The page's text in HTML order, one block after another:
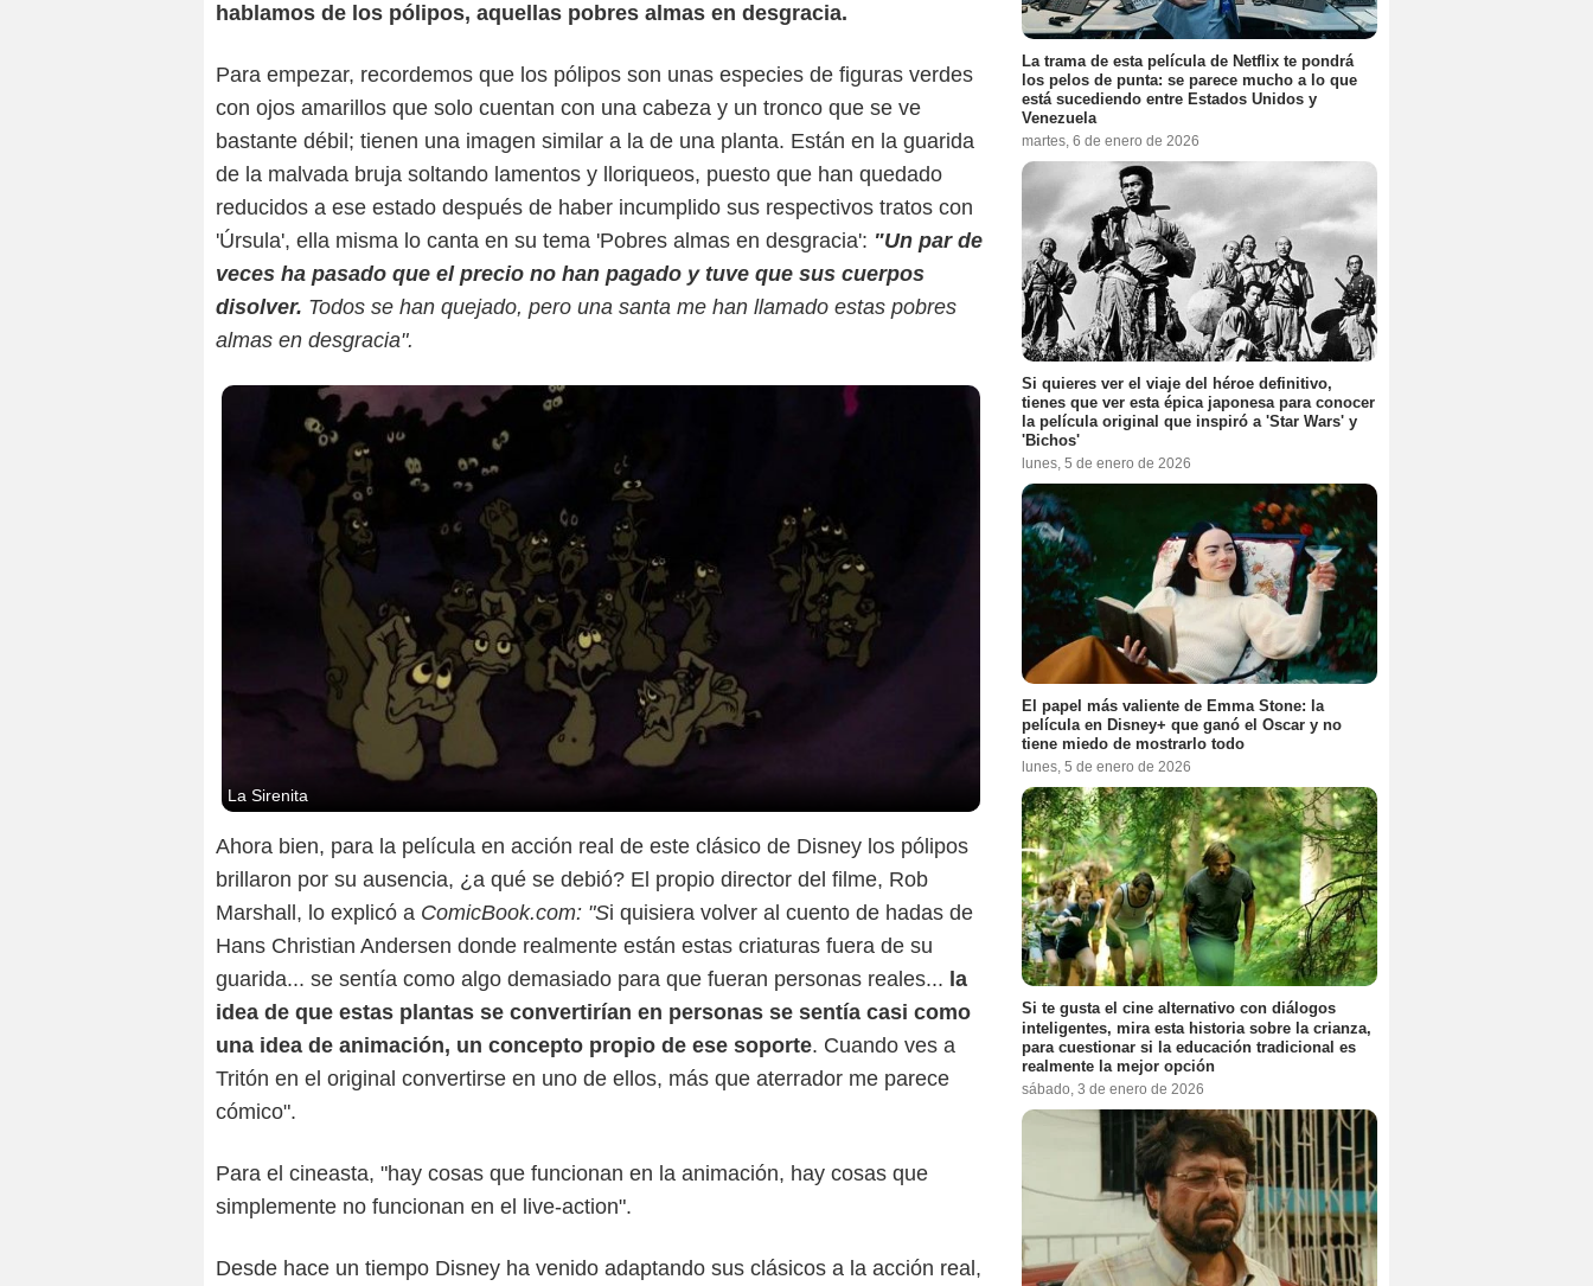
hablamos de los pólipos, aquellas pobres almas en desgracia.
Para empezar, recordemos que los pólipos son unas especies de figuras verdes
con ojos amarillos que solo cuentan con una cabeza y un tronco que se ve
bastante débil; tienen una imagen similar a la de una planta. Están en la guarida
de la malvada bruja soltando lamentos y lloriqueos, puesto que han quedado
reducidos a ese estado después de haber incumplido sus respectivos tratos con
'Úrsula', ella misma lo canta en su tema 'Pobres almas en desgracia': "Un par de
veces ha pasado que el precio no han pagado y tuve que sus cuerpos
disolver. Todos se han quejado, pero una santa me han llamado estas pobres
almas en desgracia".
La Sirenita
Ahora bien, para la película en acción real de este clásico de Disney los pólipos
brillaron por su ausencia, ¿a qué se debió? El propio director del filme, Rob
Marshall, lo explicó a ComicBook.com: "Si quisiera volver al cuento de hadas de
Hans Christian Andersen donde realmente están estas criaturas fuera de su
guarida... se sentía como algo demasiado para que fueran personas reales... la
idea de que estas plantas se convertirían en personas se sentía casi como
una idea de animación, un concepto propio de ese soporte. Cuando ves a
Tritón en el original convertirse en uno de ellos, más que aterrador me parece
cómico".
Para el cineasta, "hay cosas que funcionan en la animación, hay cosas que
simplemente no funcionan en el live-action".
Desde hace un tiempo Disney ha venido adaptando sus clásicos a la acción real,
La trama de esta película de Netflix te pondrá
los pelos de punta: se parece mucho a lo que
está sucediendo entre Estados Unidos y
Venezuela
martes, 6 de enero de 2026
Si quieres ver el viaje del héroe definitivo,
tienes que ver esta épica japonesa para conocer
la película original que inspiró a 'Star Wars' y
'Bichos'
lunes, 5 de enero de 2026
El papel más valiente de Emma Stone: la
película en Disney+ que ganó el Oscar y no
tiene miedo de mostrarlo todo
lunes, 5 de enero de 2026
Si te gusta el cine alternativo con diálogos
inteligentes, mira esta historia sobre la crianza,
para cuestionar si la educación tradicional es
realmente la mejor opción
sábado, 3 de enero de 2026